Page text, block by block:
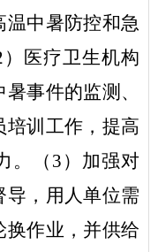
温中暑防控和急
）医疗卫生机构
事件的监测、
培训工作，提高
。（ 3 ）加强对
导，用人单位需
换作业，并供给